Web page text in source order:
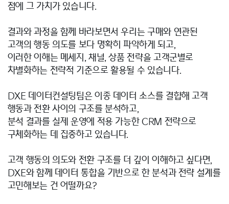
점에 그 가치가 있습니다.
결과와 과정을 함께 바라보면서 우리는 구매와 연관된
고객의 행동 의도를 보다 명확히 파악하게 되고,
이러한 이해는 메세지, 채널, 상품 전략을 고객군별로
차별화하는 전략적 기준으로 활용될 수 있습니다.
DXE 데이터컨설팅팀은 이종 데이터 소스를 결합해 고객
행동과 전환 사이의 구조를 분석하고,
분석 결과를 실제 운영에 적용 가능한 CRM 전략으로
구체화하는 데 집중하고 있습니다.
고객 행동의 의도와 전환 구조를 더 깊이 이해하고 싶다면,
DXE와 함께 데이터 통합을 기반으로 한 분석과 전략 설계를
고민해보는 건 어떨까요?